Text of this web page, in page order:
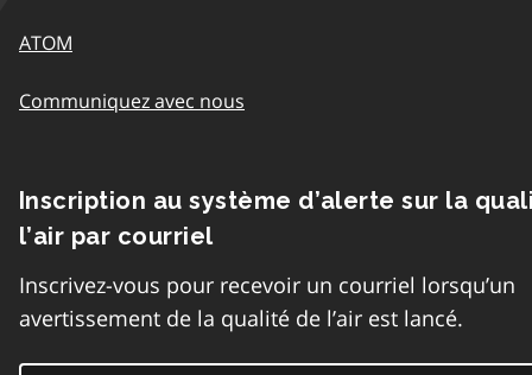
ATOM
Communiquez avec nous
Inscription au système d’alerte sur la
l’air par courriel
Inscrivez-vous pour recevoir un courriel lorsqu’un
avertissement de la qualité de l’air est lancé.